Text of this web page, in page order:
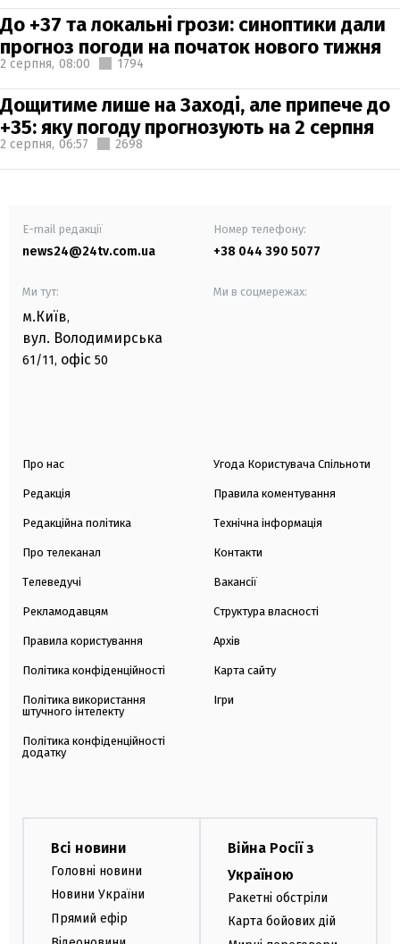
До +37 та локальні грози: синоптики дали
прогноз погоди на початок нового тижня
2 серпня, 08:00 1794
Дощитиме лише на Заході, але припече до
+35: яку погоду прогнозують на 2 серпня
2 серпня, 06:57 2698
E-mail редакції
news24@24tv.com.ua
Номер телефону:
+38 044 390 5077
Ми тут:
м.Київ,
вул. Володимирська
61/11, офіс 50
Ми в соцмережах:
Про нас
Редакція
Редакційна політика
Про телеканал
Телеведучі
Рекламодавцям
Правила користування
Політика конфіденційності
Політика використання
штучного інтелекту
Політика конфіденційності
додатку
Угода Користувача Спільноти
Правила коментування
Технічна інформація
Контакти
Вакансії
Структура власності
Архів
Карта сайту
Ігри
Всі новини
Головні новини
Новини України
Прямий ефір
Війна Росії з
Україною
Ракетні обстріли
Карта бойових дій